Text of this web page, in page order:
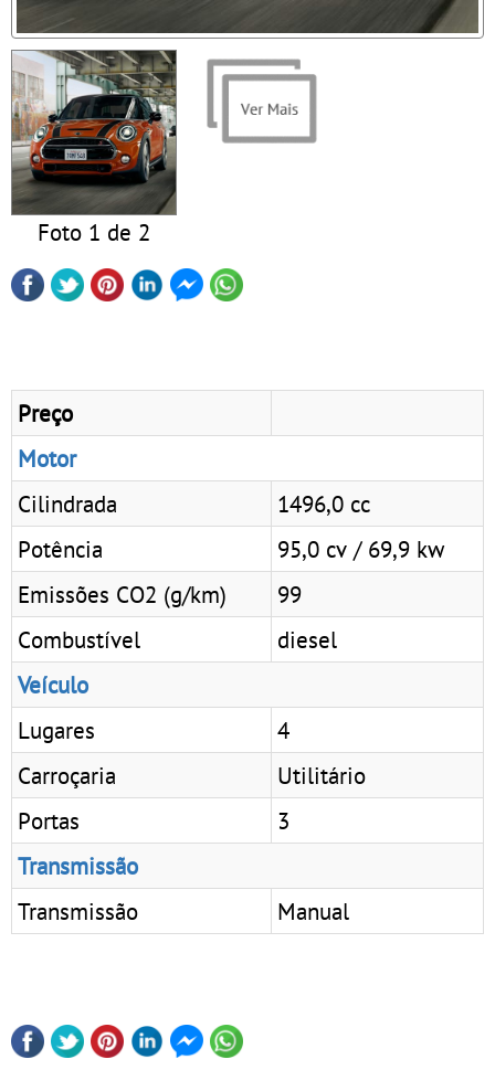
Foto 1 de 2
Preço
Motor
Cilindrada
1496,0 cc
Potência
95,0 cv / 69,9 kw
Emissões CO2 (g/km)
99
Combustível
diesel
Veículo
Lugares
4
Carroçaria
Utilitário
Portas
3
Transmissão
Transmissão
Manual